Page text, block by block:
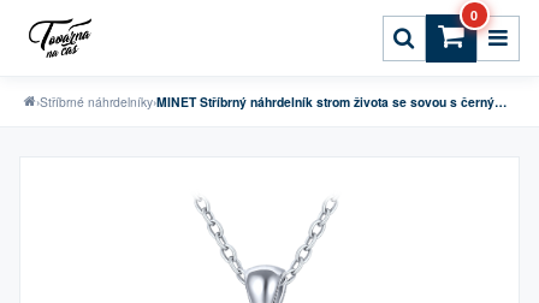
0
›Stříbrné náhrdelníky› MINET Stříbrný náhrdelník strom života se sovou s černými zirkony a bílou perletí